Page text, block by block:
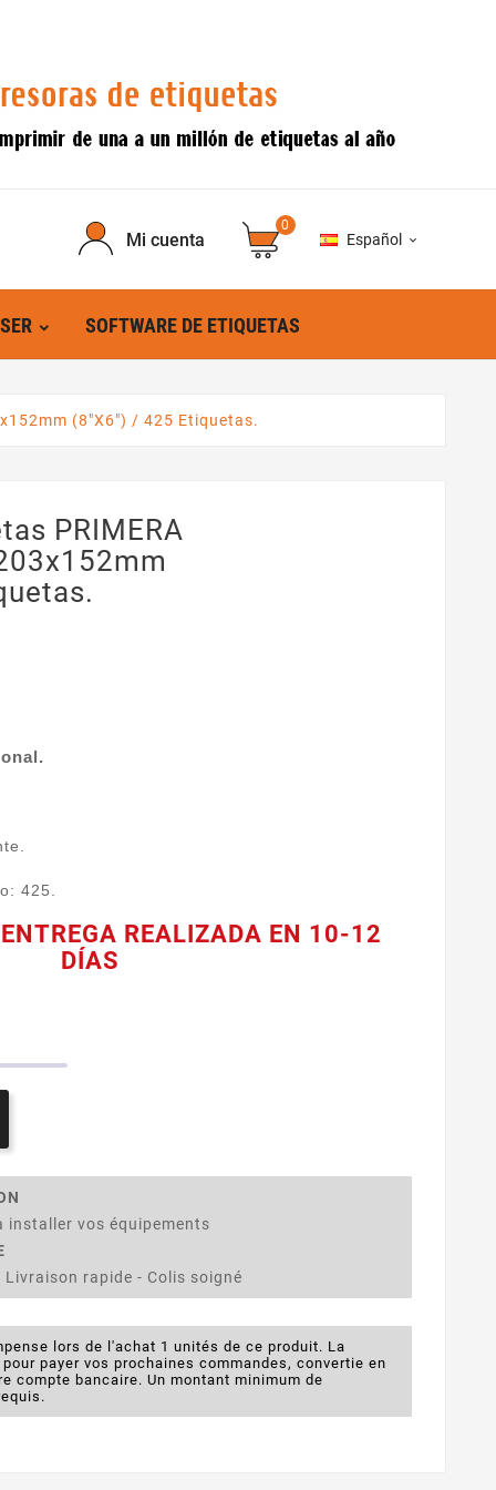
Mi cuenta
0
Español 
SOFTWARE DE ETIQUETAS
(8"x6") / 425 Etiquetas.
PRIMERA
425.
REALIZADA EN 10-12
DÍAS
installer vos équipements
rapide - Colis soigné
lors de l'achat 1 unités de ce produit. La
payer vos prochaines commandes, convertie en
compte bancaire. Un montant minimum de